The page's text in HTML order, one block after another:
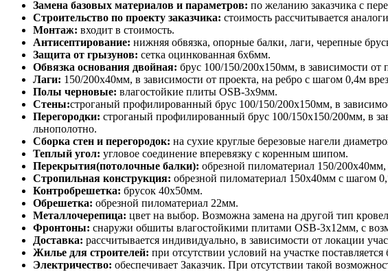
Замена базовых материалов и параметров: по желанию заказчика с
Строительство по проекту заказчика: стоимость рассчитывается
Монтаж: входит в стоимость.
Антисептирование: нижняя обвязка, опорные балки, лаги, черепные
Защита от грызунов: сетка оцинкованная 6х6мм.
Обвязка основания двойная: брус 100/150/200х150мм, в зависимости
Лаги: 150/200х40мм, в зависимости от проекта, на ребро с шагом 0,4м
Полы черновые: влагостойкие плиты OSB-3х9мм.
Стены:строганый профилированный брус 100/150/200х150мм, в
Перегородки: строганый профилированный брус 100/150х150/200мм, в
льнополотно.
Сборка стен и перегородок: на сухие круглые березовые нагели
Теплый угол: угловое соединение вперевязку с коренным шипом.
Перекрытия(потолочные балки): обрезной пиломатериал 150/
Стропильная конструкция: обрезной пиломатериал 150х40мм с шагом
Контробрешетка: брусок 40х50мм.
Обрешетка: обрезной пиломатериал 22мм.
Металлочерепица: цвет на выбор. Возможна замена на другой тип
Фронтоны: снаружи обшиты влагостойкими плитами OSB-3х12мм, с
Доставка: рассчитывается индивидуально, в зависимости от локации
Жилье для строителей: при отсутствии условий на участке
Электричество: обеспечивает Заказчик. При отсутствии такой